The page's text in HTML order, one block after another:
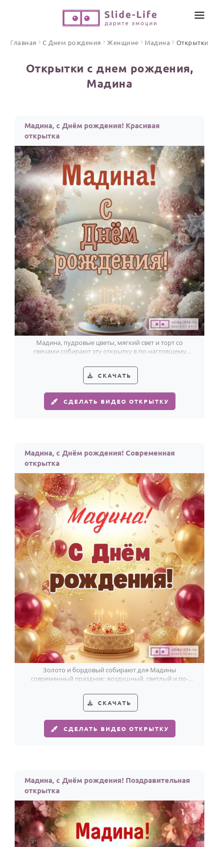
Открытки
Стихи и тексты
ПРАЗДНИКИ
С Днем рождения
Юбилей
Свадьба
Годовщина свадьбы
Календарь праздников
КОМУ
Женщине
Мужчине
Маме
Папе
Детям
Все родственники
ПЕРСОНАЛЬНЫЕ
Пожелания
ИНСТРУМЕНТЫ
ОТЗЫВЫ
Главная С Днем рождения Женщине Мадина Открытки
Открытки с днем рождения,
Мадина
Мадина, с Днём рождения! Красивая
открытка
Мадина, пудровые цветы, мягкий свет и торт со
свечами собирают эту открытку в по-настоящему
СКАЧАТЬ
СДЕЛАТЬ ВИДЕО ОТКРЫТКУ
Мадина, с Днём рождения! Современная
открытка
Золото и бордовый собирают для Мадины
современный праздник: воздушный, светлый и по-
СКАЧАТЬ
СДЕЛАТЬ ВИДЕО ОТКРЫТКУ
Мадина, с Днём рождения! Поздравительная
открытка